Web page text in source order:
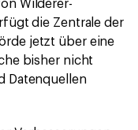
Wilderer-
die Zentrale der
jetzt über eine
bisher nicht
Datenquellen